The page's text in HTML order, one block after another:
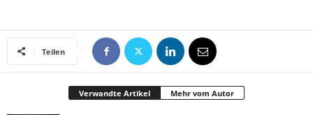
Teilen
Verwandte Artikel Mehr vom Autor